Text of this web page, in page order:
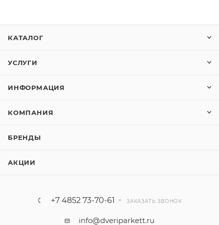
КАТАЛОГ
УСЛУГИ
ИНФОРМАЦИЯ
КОМПАНИЯ
БРЕНДЫ
АКЦИИ
+7 4852 73-70-61 ЗАКАЗАТЬ ЗВОНОК
info@dveriparkett.ru